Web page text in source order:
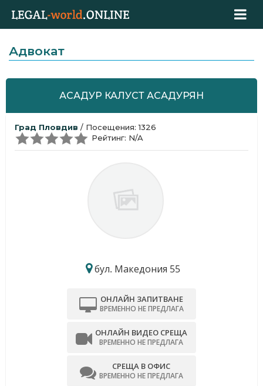
Адвокат
АСАДУР КАЛУСТ АСАДУРЯН
Град Пловдив / Посещения: 1326
Рейтинг: N/A
бул. Македония 55
ОНЛАЙН ЗАПИТВАНЕ
ВРЕМЕННО НЕ ПРЕДЛАГА
ОНЛАЙН ВИДЕО СРЕЩА
ВРЕМЕННО НЕ ПРЕДЛАГА
СРЕЩА В ОФИС
ВРЕМЕННО НЕ ПРЕДЛАГА